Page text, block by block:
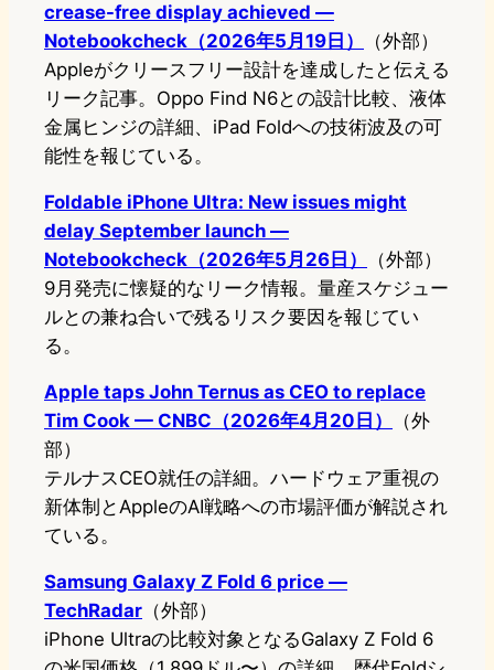
crease-free display achieved —
Notebookcheck（2026年5月19日）
（外部）
Appleがクリースフリー設計を達成したと伝える
リーク記事。Oppo Find N6との設計比較、液体
金属ヒンジの詳細、iPad Foldへの技術波及の可
能性を報じている。
Foldable iPhone Ultra: New issues might
delay September launch —
Notebookcheck（2026年5月26日）
（外部）
9月発売に懐疑的なリーク情報。量産スケジュー
ルとの兼ね合いで残るリスク要因を報じてい
る。
Apple taps John Ternus as CEO to replace
Tim Cook — CNBC（2026年4月20日）
（外
部）
テルナスCEO就任の詳細。ハードウェア重視の
新体制とAppleのAI戦略への市場評価が解説され
ている。
Samsung Galaxy Z Fold 6 price —
TechRadar （外部）
iPhone Ultraの比較対象となるGalaxy Z Fold 6